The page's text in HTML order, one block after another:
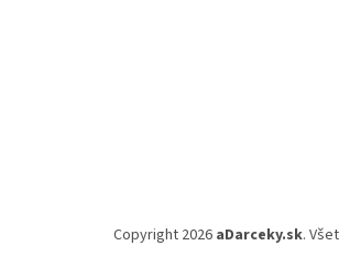
Copyright 2026 aDarceky.sk.